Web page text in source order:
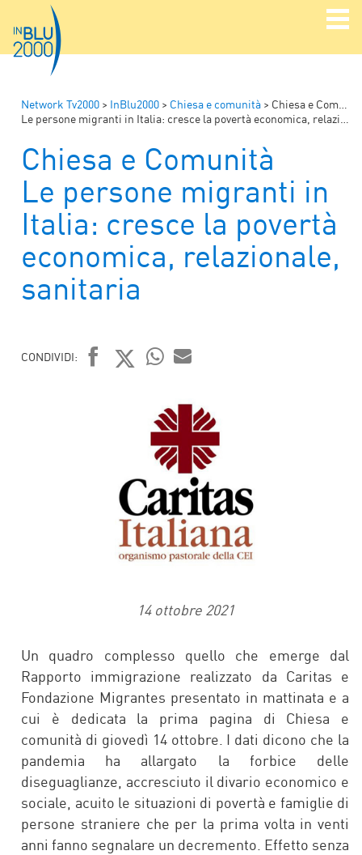
Network Tv2000 > InBlu2000 > Chiesa e comunità > Chiesa e Comunità
Le persone migranti in Italia: cresce la povertà economica, relazionale, sanitaria
Chiesa e Comunità
Le persone migranti in
Italia: cresce la povertà
economica, relazionale,
sanitaria
CONDIVIDI:
14 ottobre 2021
Un quadro complesso quello che emerge dal
Rapporto immigrazione realizzato da Caritas e
Fondazione Migrantes presentato in mattinata e a
cui è dedicata la prima pagina di Chiesa e
comunità di giovedì 14 ottobre. I dati dicono che la
pandemia ha allargato la forbice delle
diseguaglianze, accresciuto il divario economico e
sociale, acuito le situazioni di povertà e famiglie di
persone straniere che per la prima volta in venti
anni fanno segnalare un decremento. Effetto senza